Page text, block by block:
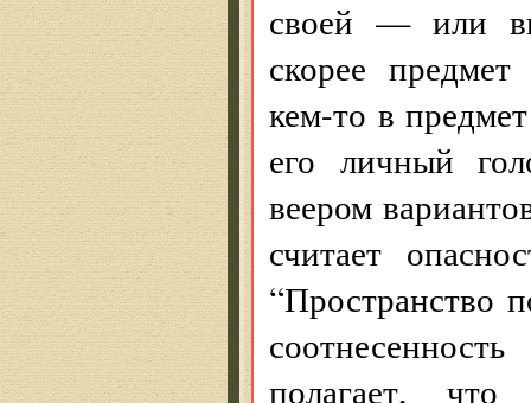
своей — или
скорее
кем-то в
его личный
веером
считает
“Пространство
полагает,